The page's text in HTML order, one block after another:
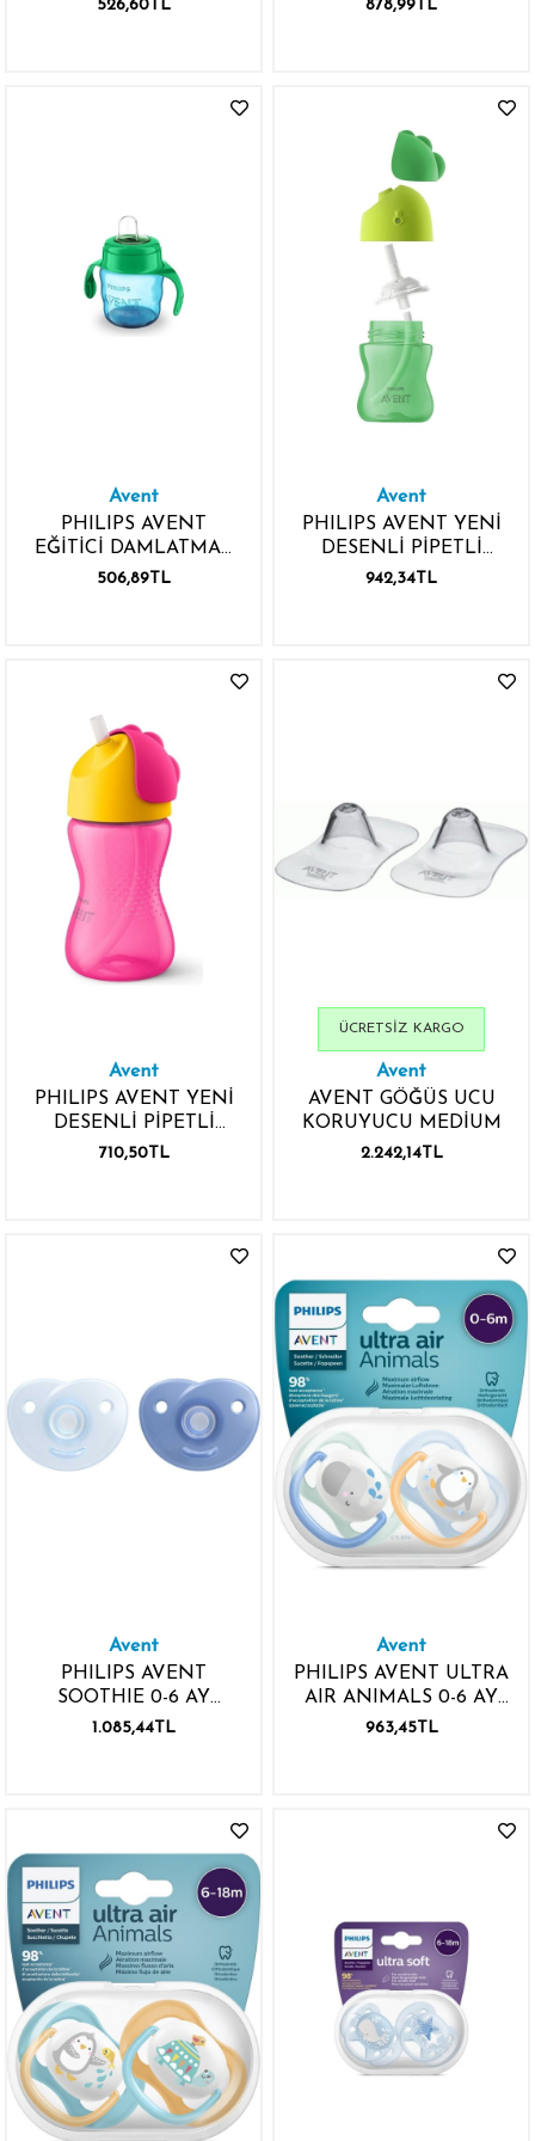
526,60TL 878,99TL
Avent
PHILIPS AVENT
EĞİTİCİ DAMLATMAZ
BARDAK ERKEK 6M+
506,89TL
Avent
PHILIPS AVENT YENİ
DESENLİ PİPETLİ
BARDAK 12 AY+ 300ML
942,34TL
Avent
PHILIPS AVENT YENİ
DESENLİ PİPETLİ
BARDAK 12 AY+ 300ML
710,50TL
Avent
AVENT GÖĞÜS UCU
KORUYUCU MEDİUM
2.242,14TL
ÜCRETSIZ KARGO
Avent
PHILIPS AVENT
SOOTHIE 0-6 AY
ERKEK EMZİK
1.085,44TL
Avent
PHILIPS AVENT ULTRA
AIR ANIMALS 0-6 AY
EMZİK 2 ADET ERKEK
963,45TL